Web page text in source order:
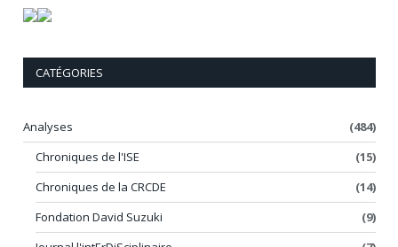
CATÉGORIES
Analyses
(484)
Chroniques de l'ISE
(15)
Chroniques de la CRCDE
(14)
Fondation David Suzuki
(9)